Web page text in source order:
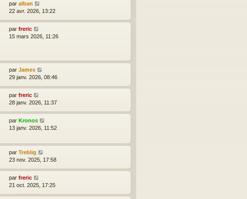
par alban
22 avr. 2026, 13:22
par freric
15 mars 2026, 11:26
par James
29 janv. 2026, 08:46
par freric
28 janv. 2026, 11:37
par Kronos
13 janv. 2026, 11:52
par Treblig
23 nov. 2025, 17:58
par freric
21 oct. 2025, 17:25